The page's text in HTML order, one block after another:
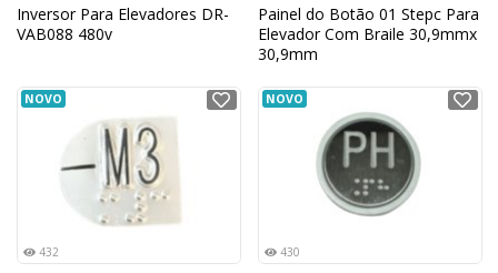
Inversor Para Elevadores DR-
VAB088 480v
Painel do Botão 01 Stepc Para
Elevador Com Braile 30,9mmx
30,9mm
NOVO
432
NOVO
430